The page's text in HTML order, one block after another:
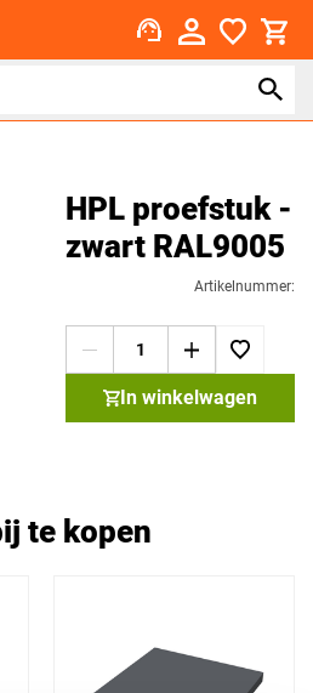
support_agent
HPL proefstuk -
zwart RAL9005
Artikelnummer:
In winkelwagen
te kopen